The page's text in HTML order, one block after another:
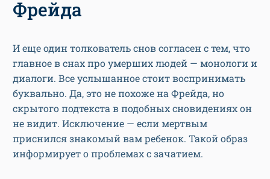
Фрейда
И еще один толкователь снов согласен с тем, что
главное в снах про умерших людей — монологи и
диалоги. Все услышанное стоит воспринимать
буквально. Да, это не похоже на Фрейда, но
скрытого подтекста в подобных сновидениях он
не видит. Исключение — если мертвым
приснился знакомый вам ребенок. Такой образ
информирует о проблемах с зачатием.